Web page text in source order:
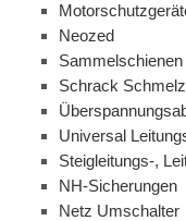
Neozed
Sammelschienen
Schrack
Universal
Steigleitungs-,
NH-Sicherungen
Netz Umschalter